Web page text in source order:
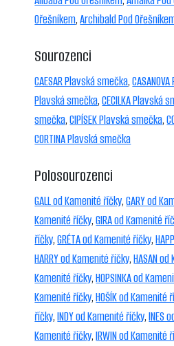
Ořešníkem,Archibald Pod
Sourozenci
CAESAR Plavská smečka,
Plavská smečka,CECILKA Plavská
smečka,CIPÍSEK Plavská smečka,
CORTINA Plavská smečka
Polosourozenci
GALL od Kamenité říčky,GARY od
Kamenité říčky,GIRA od Kamenité
říčky,GRÉTA od Kamenité říčky,
HARRY od Kamenité říčky,HASAN
Kamenité říčky,HOPSINKA od
Kamenité říčky,HOŠÍK od Kamenité
říčky,INDY od Kamenité říčky,INES
Kamenité říčky,IRWIN od Kamenité